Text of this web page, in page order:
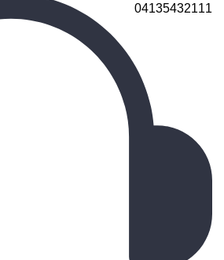
04135432111
برای بزرگنمایی کلیک کنید